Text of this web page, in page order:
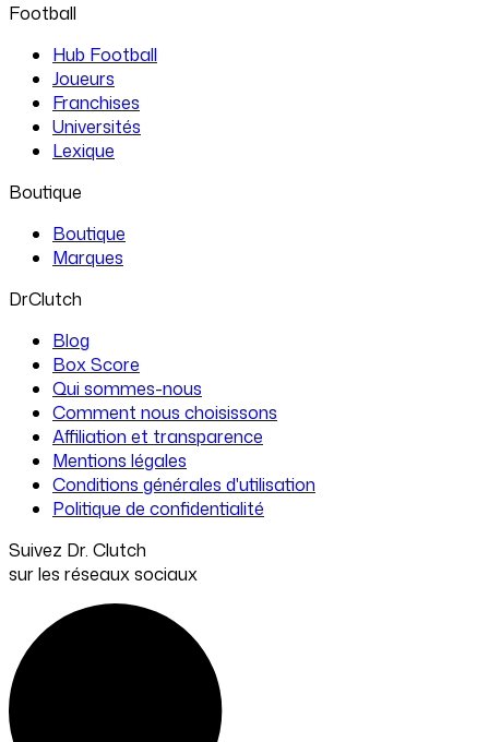
Football
Hub Football
Joueurs
Franchises
Universités
Lexique
Boutique
Boutique
Marques
DrClutch
Blog
Box Score
Qui sommes-nous
Comment nous choisissons
Affiliation et transparence
Mentions légales
Conditions générales d'utilisation
Politique de confidentialité
Suivez Dr. Clutch
sur les réseaux sociaux